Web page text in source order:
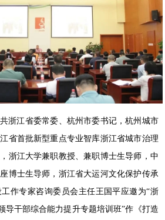
浙江省委常委、杭州市委书记，杭州城市
省首批新型重点专业智库浙江省城市治理
浙江大学兼职教授、兼职博士生导师，中
博士生导师，浙江省大运河文化保护传承
作专家咨询委员会主任王国平应邀为“浙
导干部综合能力提升专题培训班”作《打造